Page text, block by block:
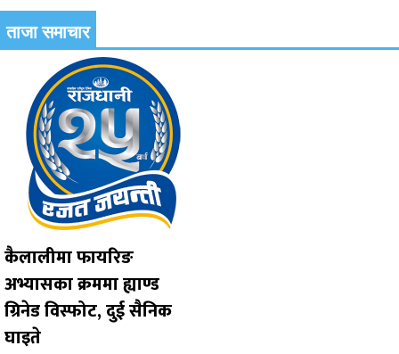
ताजा समाचार
कैलालीमा फायरिङ
अभ्यासका क्रममा ह्याण्ड
ग्रिनेड विस्फोट, दुई सैनिक
घाइते